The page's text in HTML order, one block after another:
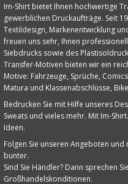
Im-Shirt bietet Ihnen hochwertige
gewerblichen Druckaufträge. Seit
Textildesign, Markenentwicklung
freuen uns sehr, Ihnen
Siebdrucks sowie des
Transfer-Motiven bieten wir ein
Motive: Fahrzeuge, Sprüche,
Matura und Klassenabschlüsse,
Bedrucken Sie mit Hilfe unseres
Sweats und vieles mehr. Mit Im-
Ideen.
Folgen Sie unseren Angeboten
bunter.
Sind Sie Händler? Dann sprechen
Großhandelskonditionen.